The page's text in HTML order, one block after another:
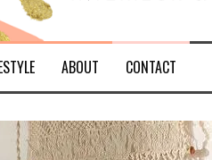
ABOUT CONTACT